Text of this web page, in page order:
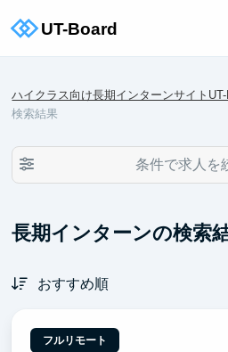
ハイクラス向け長期インターンサイトUT-
検索結果
条件で求人を
長期インターンの検索
おすすめ順
フルリモート